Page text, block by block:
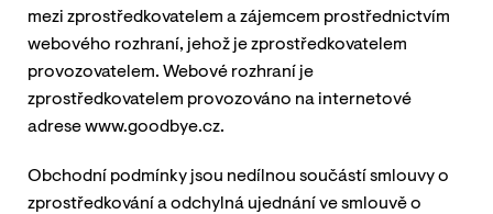
mezi zprostředkovatelem a zájemcem prostřednictvím
webového rozhraní, jehož je zprostředkovatelem
provozovatelem. Webové rozhraní je
zprostředkovatelem provozováno na internetové
adrese www.goodbye.cz.
Obchodní podmínky jsou nedílnou součástí smlouvy o
zprostředkování a odchylná ujednání ve smlouvě o